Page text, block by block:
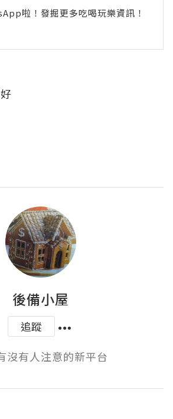
啦！發掘更多吃喝玩樂資訊！
後備小屋
追蹤
沒有人注意的新平台